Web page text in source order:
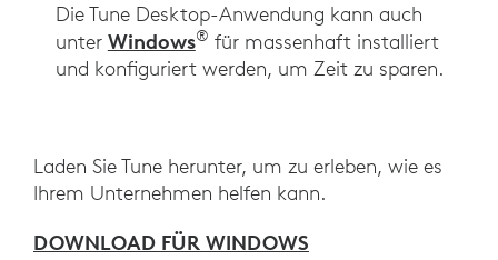
Die Tune Desktop-Anwendung kann auch
unter Windows® für massenhaft installiert
und konfiguriert werden, um Zeit zu sparen.
Laden Sie Tune herunter, um zu erleben, wie es
Ihrem Unternehmen helfen kann.
DOWNLOAD FÜR WINDOWS